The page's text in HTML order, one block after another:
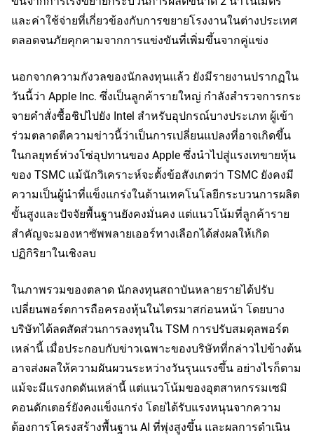
และค่าใช้จ่ายที่เกี่ยวข้องกับการขยายโรงงานในต่างประเทศ
ตลอดจนภัยคุกคามจากการแข่งขันที่เพิ่มขึ้นจากคู่แข่ง
นอกจากความกังวลของนักลงทุนแล้ว ยังมีรายงานปรากฏใน
วันนี้ว่า Apple Inc. ซึ่งเป็นลูกค้ารายใหญ่ กำลังสำรวจการกระ
จายคำสั่งซื้อชิปไปยัง Intel สำหรับอุปกรณ์บางประเภท ผู้เข้า
ร่วมตลาดตีความข่าวนี้ว่าเป็นการเปลี่ยนแปลงที่อาจเกิดขึ้น
ในกลยุทธ์ห่วงโซ่อุปทานของ Apple ซึ่งนำไปสู่แรงเทขายหุ้น
ของ TSMC แม้นักวิเคราะห์จะตั้งข้อสังเกตว่า TSMC ยังคงมี
ความเป็นผู้นำที่แข็งแกร่งในด้านเทคโนโลยีกระบวนการผลิต
ขั้นสูงและปัจจัยพื้นฐานยังคงมั่นคง แต่แนวโน้มที่ลูกค้าราย
สำคัญจะมองหาซัพพลายเออร์ทางเลือกได้ส่งผลให้เกิด
ปฏิกิริยาในเชิงลบ
ในภาพรวมของตลาด นักลงทุนสถาบันหลายรายได้ปรับ
เปลี่ยนพอร์ตการถือครองหุ้นในไตรมาสก่อนหน้า โดยบาง
บริษัทได้ลดสัดส่วนการลงทุนใน TSM การปรับสมดุลพอร์ต
เหล่านี้ เมื่อประกอบกับข่าวเฉพาะของบริษัทที่กล่าวไปข้างต้น
อาจส่งผลให้ความผันผวนระหว่างวันรุนแรงขึ้น อย่างไรก็ตาม
แม้จะมีแรงกดดันเหล่านี้ แต่แนวโน้มของอุตสาหกรรมเซมิ
คอนดักเตอร์ยังคงแข็งแกร่ง โดยได้รับแรงหนุนจากความ
ต้องการโครงสร้างพื้นฐาน AI ที่พุ่งสูงขึ้น และผลการดำเนิน